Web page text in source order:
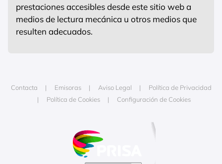
prestaciones accesibles desde este sitio web a
medios de lectura mecánica u otros medios que
resulten adecuados.
Contacta Emisoras Aviso Legal
Política de Privacidad
Política de Cookies
Configuración de Cookies